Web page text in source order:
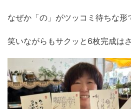
なぜか「の」がツッコミ待ちな形
笑いながらもサクッと6枚完成は